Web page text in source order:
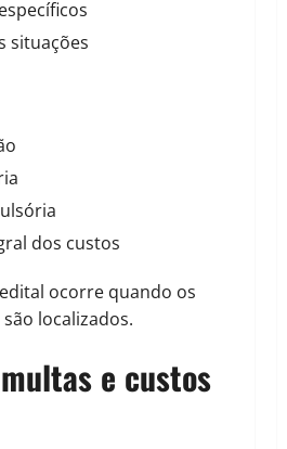
situações
dos custos
ocorre quando os
localizados.
e custos